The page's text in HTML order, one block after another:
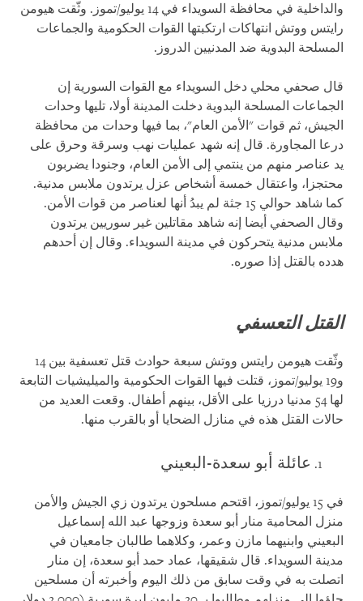
والداخلية في محافظة السويداء في 14 يوليو/تموز. وثّقت هيومن
رايتس ووتش انتهاكات ارتكبتها القوات الحكومية والجماعات
المسلحة البدوية ضد المدنيين الدروز.
قال صحفي محلي دخل السويداء مع القوات السورية إن
الجماعات المسلحة البدوية دخلت المدينة أولا، تليها وحدات
الجيش، ثم قوات "الأمن العام"، بما فيها وحدات من محافظة
درعا المجاورة. قال إنه شهد عمليات نهب وسرقة وحرق على
يد عناصر منهم من ينتمي إلى الأمن العام، وجنودا يضربون
محتجزا، واعتقال خمسة أشخاص عزل يرتدون ملابس مدنية.
كما شاهد حوالي 15 جثة لم يبدُ أنها لعناصر من قوات الأمن.
وقال الصحفي أيضا إنه شاهد مقاتلين غير سوريين يرتدون
ملابس مدنية يتحركون في مدينة السويداء. وقال إن أحدهم
هدده بالقتل إذا صوره.
القتل التعسفي
وثّقت هيومن رايتس ووتش سبعة حوادث قتل تعسفية بين 14
و19 يوليو/تموز، قتلت فيها القوات الحكومية والميليشيات التابعة
لها 54 مدنيا درزيا على الأقل، بينهم أطفال. وقعت العديد من
حالات القتل هذه في منازل الضحايا أو بالقرب منها.
عائلة أبو سعدة-البعيني
في 15 يوليو/تموز، اقتحم مسلحون يرتدون زي الجيش والأمن
منزل المحامية منار أبو سعدة وزوجها عبد الله إسماعيل
البعيني وابنيهما مازن وعمر، وكلاهما طالبان جامعيان في
مدينة السويداء. قال شقيقها، عماد حمد أبو سعدة، إن منار
اتصلت به في وقت سابق من ذلك اليوم وأخبرته أن مسلحين